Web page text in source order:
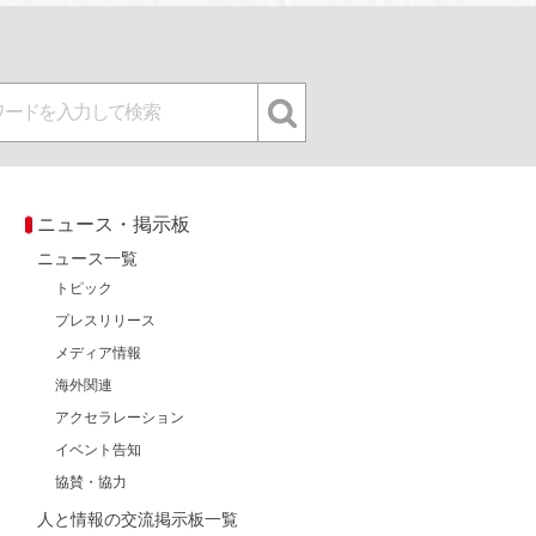
ニュース・掲示板
ニュース一覧
トピック
プレスリリース
メディア情報
海外関連
アクセラレーション
イベント告知
協賛・協力
人と情報の交流掲示板一覧